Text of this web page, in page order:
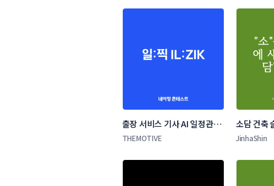
출장 서비스 기사 AI 일정관리
앱 네이밍 콘테스트
THEMOTIVE
소담 건축
JinhaShin